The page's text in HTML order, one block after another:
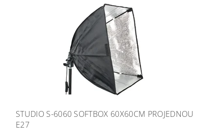
STUDIO S-6060 SOFTBOX 60X60CM PROJEDNOU
E27